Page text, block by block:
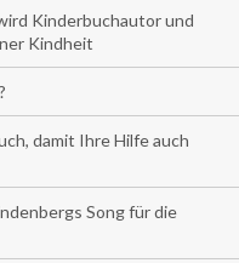
Kinderbuchautor und
Kindheit
damit Ihre Hilfe auch
Song für die